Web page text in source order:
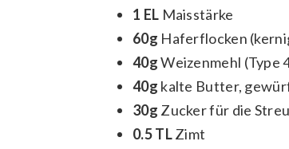
1 EL Maisstärke
60g Haferflocken
40gWeizenmehl (Type
40g kalte Butter,
30g Zucker für die
0.5 TLZimt